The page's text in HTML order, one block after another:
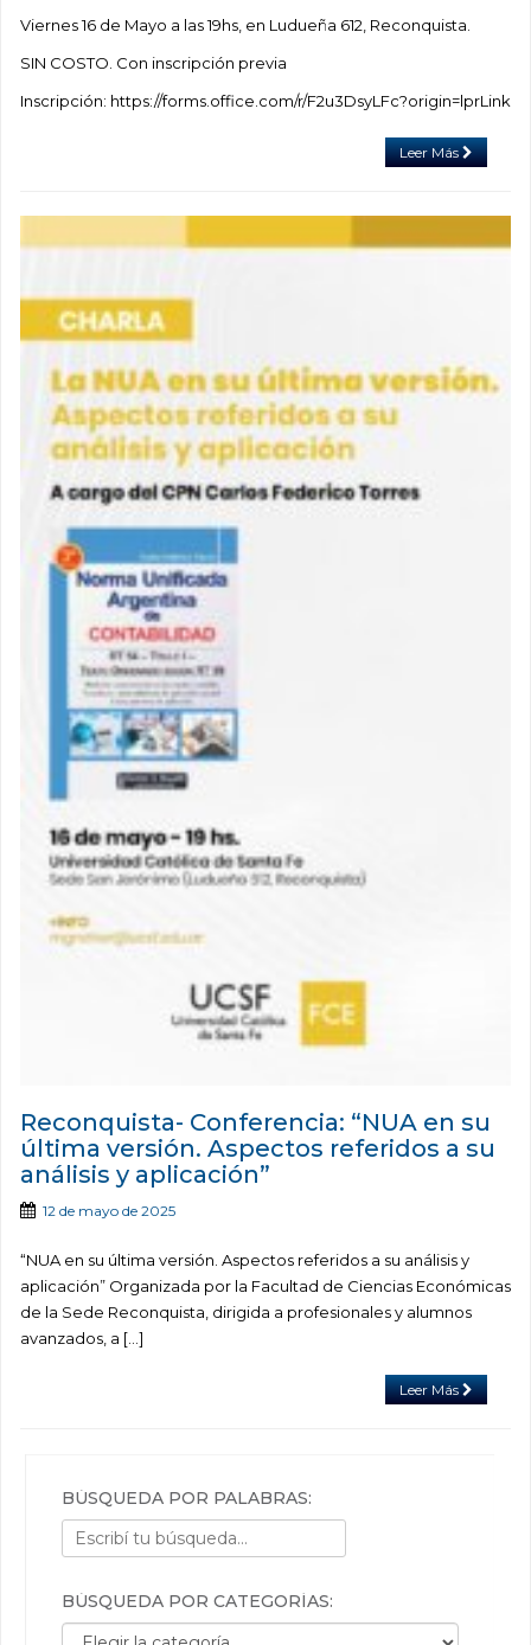
Viernes 16 de Mayo a las 19hs, en Ludueña 612, Reconquista.
SIN COSTO. Con inscripción previa
Inscripción: https://forms.office.com/r/F2u3DsyLFc?origin=lprLink
Leer Más
Reconquista- Conferencia: “NUA en su
última versión. Aspectos referidos a su
análisis y aplicación”
12 de mayo de 2025
“NUA en su última versión. Aspectos referidos a su análisis y
aplicación” Organizada por la Facultad de Ciencias Económicas
de la Sede Reconquista, dirigida a profesionales y alumnos
avanzados, a […]
Leer Más
BÚSQUEDA POR PALABRAS:
BÚSQUEDA POR CATEGORÍAS:
Búsqueda por categorías: